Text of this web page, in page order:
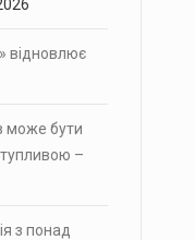
відновлює
може бути
–
з понад